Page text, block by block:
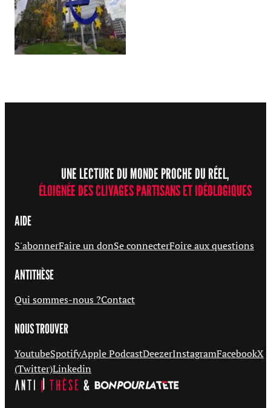
UNE LECTURE DU MONDE PROCHE DU RÉEL,
ÉLOIGNÉE DES CLIVAGES PARTISANS ET IDÉOLOGIQUES
AIDE
S'abonnerFaire un donSe connecterFoire aux questions
ANTITHÈSE
Qui sommes-nous ?Contact
NOUS TROUVER
YoutubeSpotifyApple PodcastDeezerInstagramFacebookX
(Twitter)Linkedin